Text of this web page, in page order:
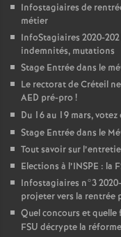
Infostagiaires de
métier
InfoStagiaires 2020-
indemnités, mutations
Stage Entrée dans le
Le rectorat de Créteil
AED pré-pro !
Du 16 au 19 mars,
Stage Entrée dans le
Tout savoir sur
Elections à l’INSPE : la
Infostagiaires n°3
projeter vers la rentrée
Quel concours et
FSU décrypte la réforme